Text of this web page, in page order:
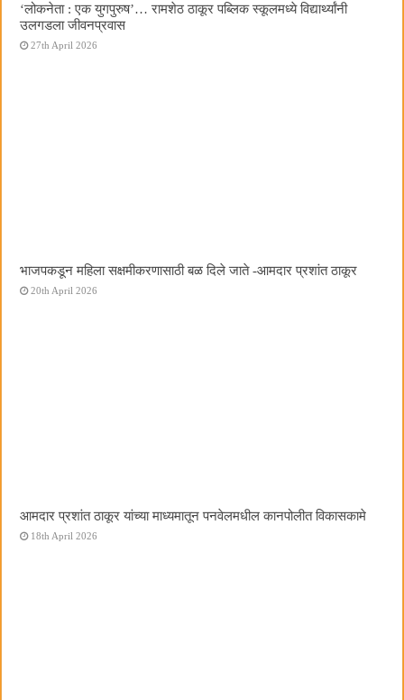
‌‘लोकनेता : एक युगपुरुष‌’… रामशेठ ठाकूर पब्लिक स्कूलमध्ये विद्यार्थ्यांनी
उलगडला जीवनप्रवास
27th April 2026
भाजपकडून महिला सक्षमीकरणासाठी बळ दिले जाते -आमदार प्रशांत ठाकूर
20th April 2026
आमदार प्रशांत ठाकूर यांच्या माध्यमातून पनवेलमधील कानपोलीत विकासकामे
18th April 2026